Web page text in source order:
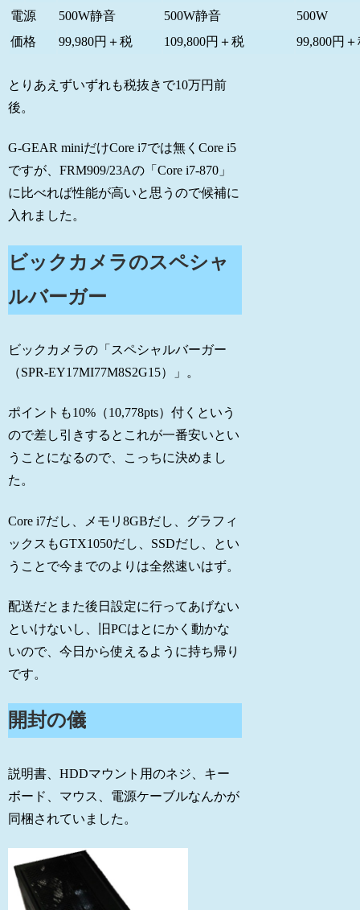
電源 500W静音 500W静音
500W
価格
99,980円＋税 109,800円＋税 99,800円
とりあえずいずれも税抜きで10万円前
後。
G-GEAR miniだけCore i7では無くCore i5
ですが、FRM909/23Aの「Core i7-870」
に比べれば性能が高いと思うので候補に
入れました。
ビックカメラのスペシャ
ルバーガー
ビックカメラの「スペシャルバーガー
（SPR-EY17MI77M8S2G15）」。
ポイントも10%（10,778pts）付くという
ので差し引きするとこれが一番安いとい
うことになるので、こっちに決めまし
た。
Core i7だし、メモリ8GBだし、グラフィ
ックスもGTX1050だし、SSDだし、とい
うことで今までのよりは全然速いはず。
配送だとまた後日設定に行ってあげない
といけないし、旧PCはとにかく動かな
いので、今日から使えるように持ち帰り
です。
開封の儀
説明書、HDDマウント用のネジ、キー
ボード、マウス、電源ケーブルなんかが
同梱されていました。